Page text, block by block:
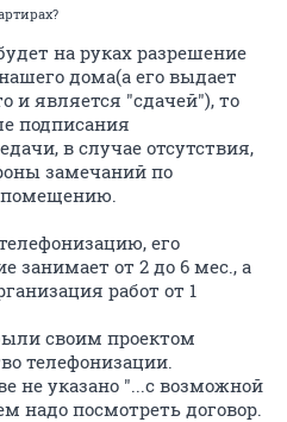
на руках разрешение
дома(а его выдает
и является "сдачей"), то
подписания
в случае отсутствия,
замечаний по
его
занимает от 2 до 6 мес., а
работ от 1
своим проектом
телефонизации.
не указано "...с возможной
надо посмотреть договор.